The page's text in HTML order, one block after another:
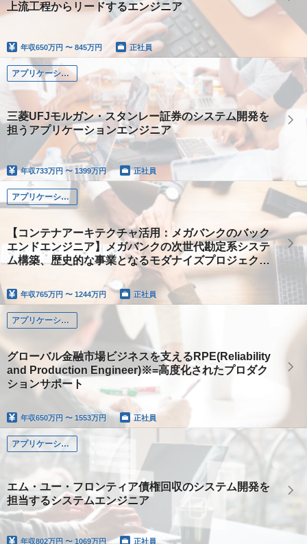
上流工程からリードするエンジニア
年収650万円 〜 845万円 正社員
アプリケーション系
三菱UFJモルガン・スタンレー証券のシステム開発を
担うアプリケーションエンジニア
年収733万円 〜 1399万円 正社員
アプリケーション系
【コンテナアーキテクチャ活用：メガバンクのバック
エンドエンジニア】メガバンクの次世代勘定系システ
ム構築、歴史的な事業となるモダナイズプロジェクト
年収765万円 〜 1244万円 正社員
アプリケーション系
グローバル金融市場ビジネスを支えるRPE(Reliability
and Production Engineer)※=高度化されたプロダク
ションサポート
年収650万円 〜 1553万円 正社員
アプリケーション系
エム・ユー・フロンティア債権回収のシステム開発を
担当するシステムエンジニア
年収802万円 〜 1069万円 正社員